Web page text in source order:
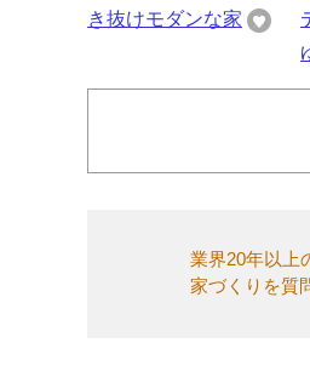
き抜けモダンな家
業界20年以上
家づくりを質